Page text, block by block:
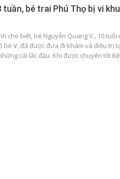
tuần, bé trai Phú Thọ bị vi
cho biết, bé Nguyễn Quang V., 10
bé V. đã được đưa đi khám và điều trị
cái lắc đầu. Khi được chuyển tới